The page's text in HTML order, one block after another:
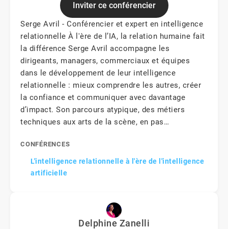
Inviter ce conférencier
Serge Avril - Conférencier et expert en intelligence
relationnelle À l'ère de l’IA, la relation humaine fait
la différence Serge Avril accompagne les
dirigeants, managers, commerciaux et équipes
dans le développement de leur intelligence
relationnelle : mieux comprendre les autres, créer
la confiance et communiquer avec davantage
d’impact. Son parcours atypique, des métiers
techniques aux arts de la scène, en pas…
CONFÉRENCES
L'intelligence relationnelle à l'ère de l'intelligence
artificielle
Delphine Zanelli